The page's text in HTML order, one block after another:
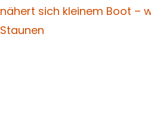
nähert sich kleinem Boot –
Staunen